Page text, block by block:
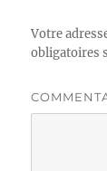
Votre
obligatoires